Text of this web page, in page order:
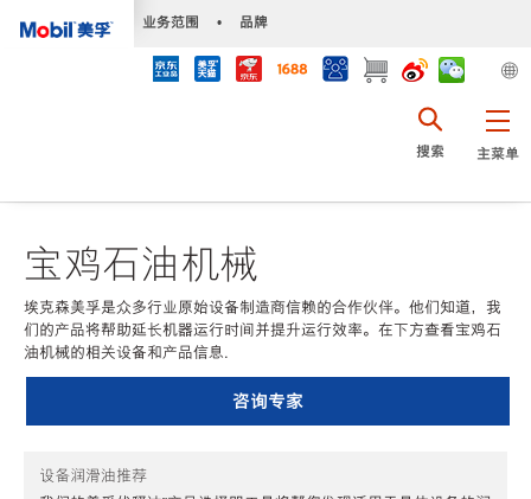
业务范围 • 品牌
主菜单
搜索
宝鸡石油机械
埃克森美孚是众多行业原始设备制造商信赖的合作伙伴。他们知道，我
们的产品将帮助延长机器运行时间并提升运行效率。在下方查看宝鸡石
油机械的相关设备和产品信息.
咨询专家
设备润滑油推荐